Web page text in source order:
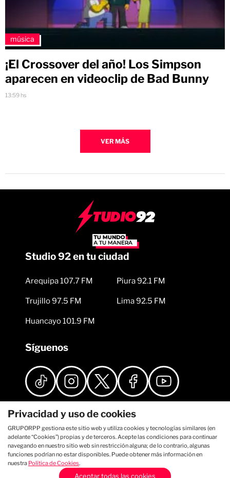
música
¡El Crossover del año! Los Simpson
aparecen en videoclip de Bad Bunny
13:59 hs
VER MÁS
Studio 92 en tu ciudad
Arequipa 107.7 FM
Trujillo 97.5 FM
Huancayo 101.9 FM
Piura 92.1 FM
Lima 92.5 FM
Síguenos
Privacidad y uso de cookies
GRUPORPP gestiona este sitio web y utiliza cookies y tecnologías similares (en
adelante “Cookies”) propias y de terceros. Acepte las condiciones para continuar
navegando en nuestro sitio web sin restricción alguna; de lo contrario, algunas
funciones podrían no estar disponibles. Puede obtener más información en
nuestra Política de Cookies.
Aceptar todas las cookies